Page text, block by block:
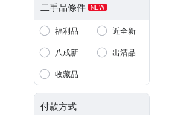
二手品條件 NEW
福利品
近全新
八成新
出清品
收藏品
付款方式